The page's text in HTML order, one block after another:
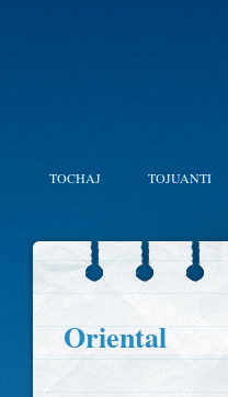
TOCHAJ TOJUANTI
Oriental